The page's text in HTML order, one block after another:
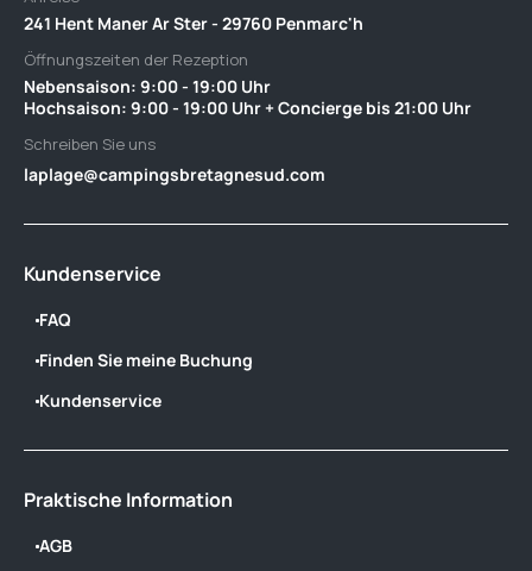
241 Hent Maner Ar Ster - 29760 Penmarc'h
Öffnungszeiten der Rezeption
Nebensaison: 9:00 - 19:00 Uhr ‎ ‎ ‎ ‎ ‎ ‎ ‎ ‎ ‎ ‎ ‎ ‎ ‎ ‎ ‎ ‎ ‎ ‎ ‎ ‎ ‎ ‎ ‎ ‎ ‎ ‎ ‎ ‎ ‎ ‎ ‎ ‎ ‎ ‎ ‎ ‎ ‎ ‎‎ ‎ ‎ ‎ ‎ ‎ ‎ ‎ ‎ ‎ ‎ ‎ ‎ ‎ ‎ ‎ ‎ ‎
Hochsaison: 9:00 - 19:00 Uhr + Concierge bis 21:00 Uhr
Schreiben Sie uns
laplage@campingsbretagnesud.com
Kundenservice
FAQ
Finden Sie meine Buchung
Kundenservice
Praktische Information
AGB